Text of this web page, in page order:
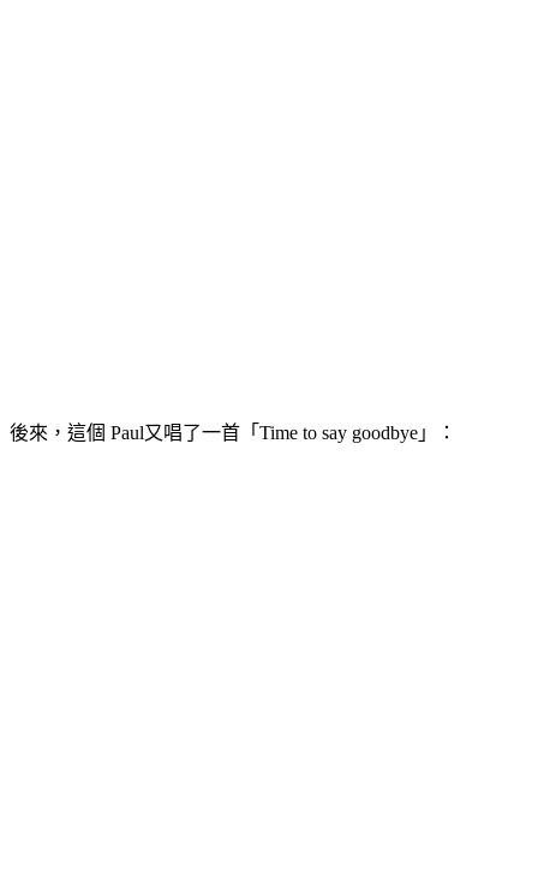
後來，這個 Paul又唱了一首「Time to say goodbye」：